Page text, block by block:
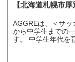
【北海道札幌市
AGGREは、＜サ
から中学生までの
す。 中学生年代を